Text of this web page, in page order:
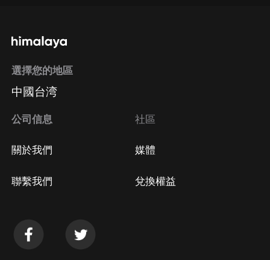
選擇您的地區
中國台湾
公司信息
關於我們
聯繫我們
社區
媒體
兌換權益